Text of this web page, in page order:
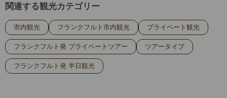
関連する観光カテゴリー
市内観光 フランクフルト市内観光 プライベート観光
フランクフルト発 プライベートツアー ツアータイプ
フランクフルト発 半日観光